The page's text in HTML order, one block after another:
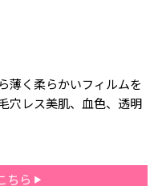
薄く柔らかいフィルムを
穴レス美肌、血色、透明
ちら